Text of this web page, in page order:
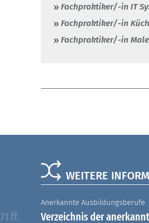
Fachpraktiker/-in IT
Fachpraktiker/-in
Fachpraktiker/-in
WEITERE
ff.
Anerkannte Ausbildungsberufe
Verzeichnis der